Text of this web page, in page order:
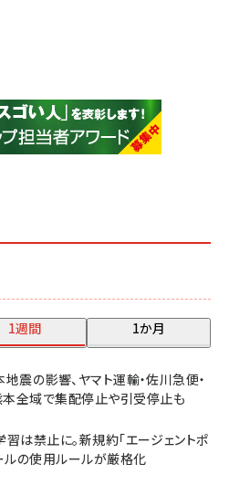
1週間 1か月
震の影響、ヤマト運輸・佐川急便・
全域で集配停止や引受停止も
は禁止に。新規約「エージェントポ
ルの使用ルールが厳格化